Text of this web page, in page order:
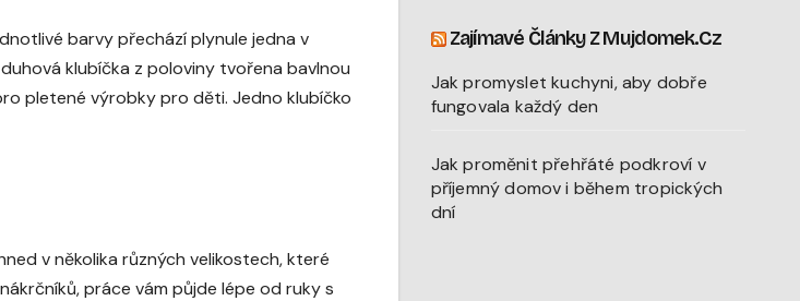
barvy přechází plynule jedna v
klubíčka z poloviny tvořena bavlnou
pletené výrobky pro děti. Jedno klubíčko
v několika různých velikostech, které
práce vám půjde lépe od ruky s
Zajímavé Články Z Mujdomek.cz
Jak promyslet kuchyni, aby dobře
fungovala každý den
Jak proměnit přehřáté podkroví v
příjemný domov i během tropických
dní